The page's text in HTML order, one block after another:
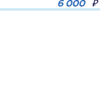
6 000 ₽